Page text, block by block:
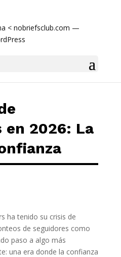
2026: La
ha tenido su crisis de
de seguidores como
paso a algo más
una era donde la confianza